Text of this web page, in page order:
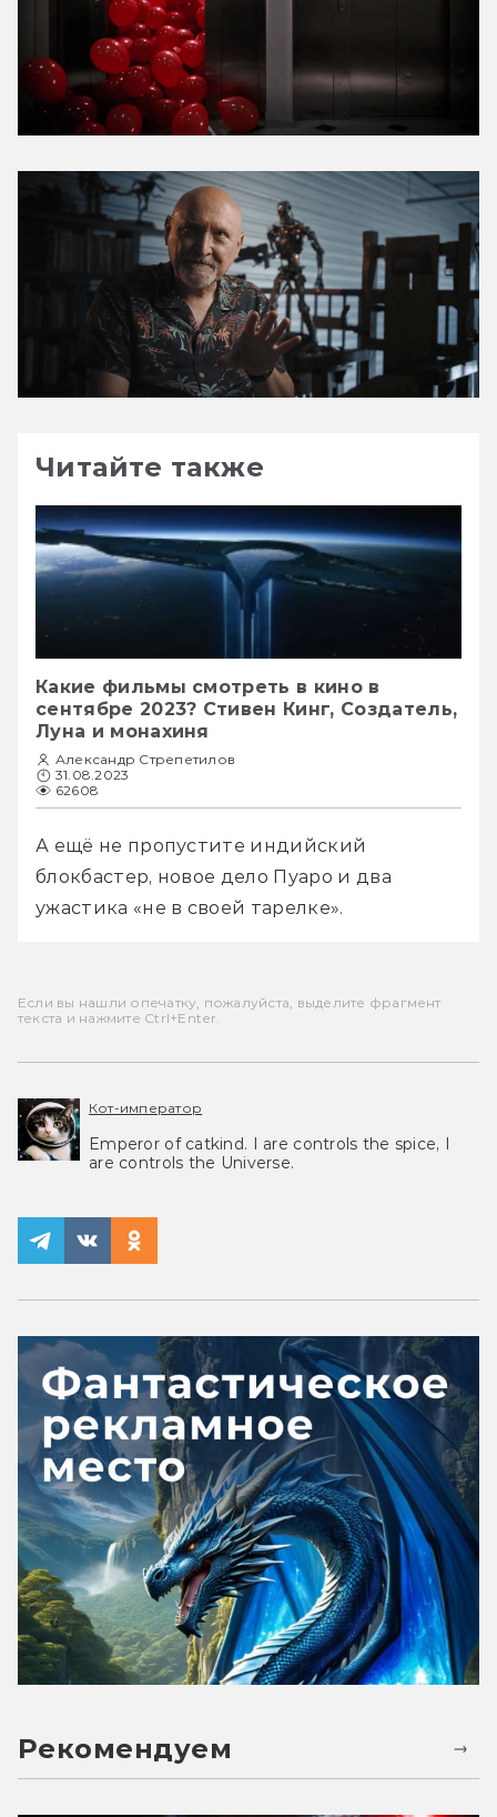
Читайте также
Какие фильмы смотреть в кино в
сентябре 2023? Стивен Кинг, Создатель,
Луна и монахиня
Александр Стрепетилов
31.08.2023
62608
А ещё не пропустите индийский
блокбастер, новое дело Пуаро и два
ужастика «не в своей тарелке».
Если вы нашли опечатку, пожалуйста, выделите фрагмент
текста и нажмите Ctrl+Enter.
Кот-император
Emperor of catkind. I are controls the spice, I
are controls the Universe.
Рекомендуем